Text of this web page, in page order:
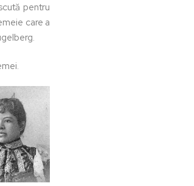
pentru
care a